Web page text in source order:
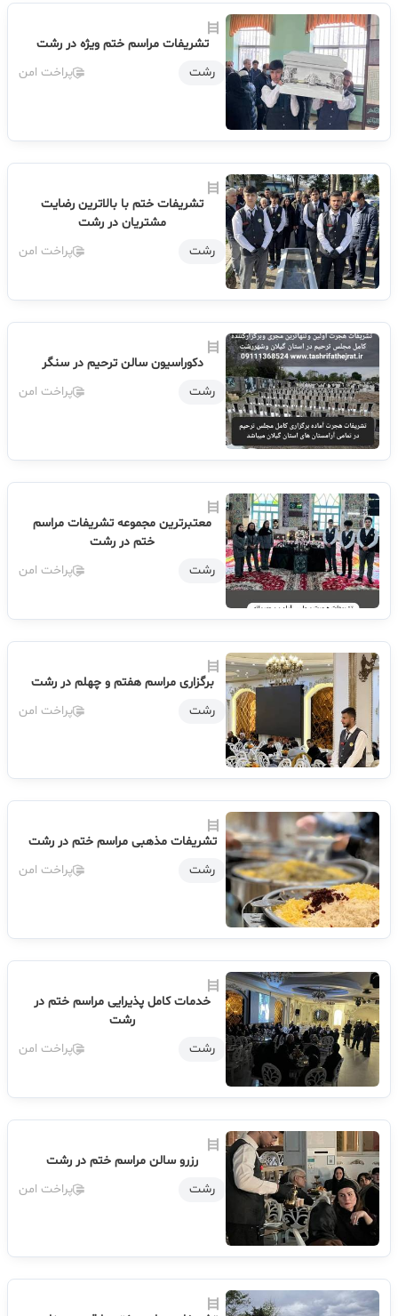
تشریفات مراسم ختم ویژه در رشت
رشت
پراخت امن
تشریفات ختم با بالاترین رضایت
مشتریان در رشت
رشت
پراخت امن
دکوراسیون سالن ترحیم در سنگر
رشت
پراخت امن
معتبرترین مجموعه تشریفات مراسم
ختم در رشت
رشت
پراخت امن
برگزاری مراسم هفتم و چهلم در رشت
رشت
پراخت امن
تشریفات مذهبی مراسم ختم در رشت
رشت
پراخت امن
خدمات کامل پذیرایی مراسم ختم در
رشت
رشت
پراخت امن
رزرو سالن مراسم ختم در رشت
رشت
پراخت امن